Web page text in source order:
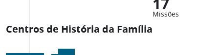
Missões
Centros de História da Família